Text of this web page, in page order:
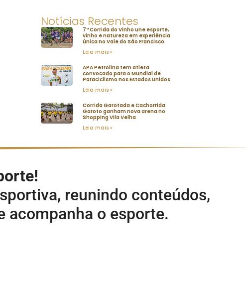
Notícias Recentes
7ª Corrida do Vinho une esporte,
vinho e natureza em experiência
única no Vale do São Francisco
Leia mais »
APA Petrolina tem atleta
convocado para o Mundial de
Paraciclismo nos Estados Unidos
Leia mais »
Corrida Garotada e Cachorrida
Garoto ganham nova arena no
Shopping Vila Velha
Leia mais »
reunindo conteúdos,
acompanha o esporte.